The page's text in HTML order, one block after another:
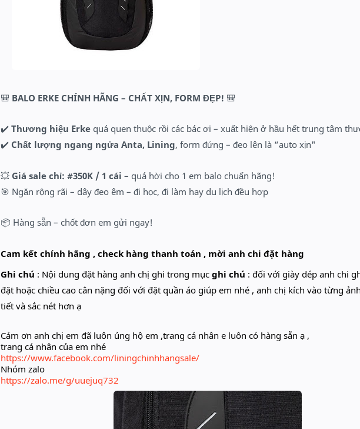
🎒 BALO ERKE CHÍNH HÃNG – CHẤT XỊN, FORM ĐẸP! 🎒
✔️ Thương hiệu Erke quá quen thuộc rồi các bác ơi – xuất hiện ở hầu hết trung tâm
✔️ Chất lượng ngang ngửa Anta, Lining, form đứng – đeo lên là “auto xịn"
💥 Giá sale chỉ: #350K / 1 cái – quá hời cho 1 em balo chuẩn hãng!
🎯 Ngăn rộng rãi – dây đeo êm – đi học, đi làm hay du lịch đều hợp
📦 Hàng sẵn – chốt đơn em gửi ngay!
Cam kết chính hãng , check hàng thanh toán , mời anh chi đặt hàng
Ghi chú : Nội dung đặt hàng anh chị ghi trong mục ghi chú : đối với giày dép anh chi
đặt hoặc chiều cao cân nặng đối với đặt quần áo giúp em nhé , anh chị kích vào từng
tiết và sắc nét hơn ạ
Cảm ơn anh chị em đã luôn ủng hộ em ,trang cá nhân e luôn có hàng sẵn ạ ,
trang cá nhân của em nhé
https://www.facebook.com/liningchinhhangsale/
Nhóm zalo
https://zalo.me/g/uuejuq732